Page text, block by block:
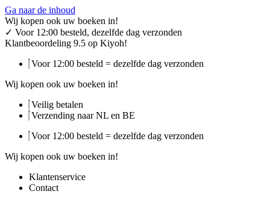
Ga naar de inhoud
Wij kopen ook uw boeken in!
✓ Voor 12:00 besteld, dezelfde dag verzonden
Klantbeoordeling 9.5 op Kiyoh!
Voor 12:00 besteld = dezelfde dag verzonden
Wij kopen ook uw boeken in!
Veilig betalen
Verzending naar NL en BE
Voor 12:00 besteld = dezelfde dag verzonden
Wij kopen ook uw boeken in!
Klantenservice
Contact